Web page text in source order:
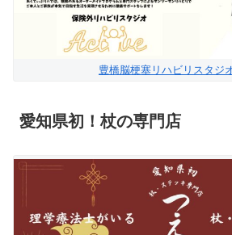
豊橋脳梗塞リハビリスタジ
愛知県初！杖の専門店